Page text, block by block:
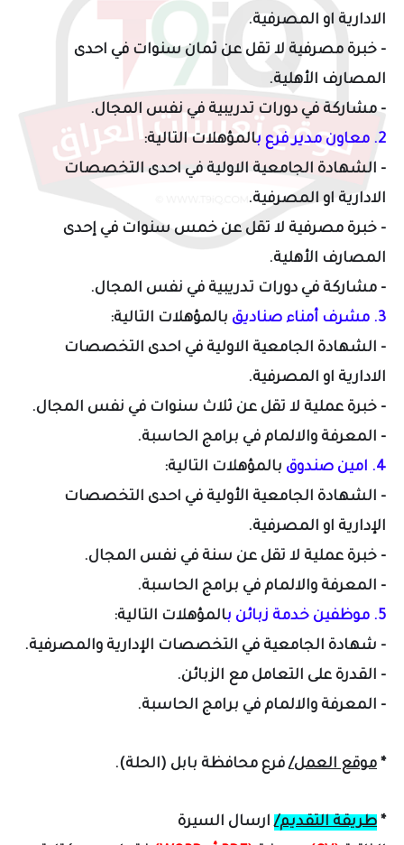
الادارية او المصرفية.
- خبرة مصرفية لا تقل عن ثمان سنوات في احدى
المصارف الأهلية.
- مشاركة في دورات تدريبية في نفس المجال.
2. معاون مدير فرع ب
المؤهلات التالية:
- الشهادة الجامعية الاولية في احدى التخصصات
الادارية او المصرفية.
- خبرة مصرفية لا تقل عن خمس سنوات في إحدى
المصارف الأهلية.
- مشاركة في دورات تدريبية في نفس المجال.
3. مشرف أمناء صناديق
بالمؤهلات التالية:
- الشهادة الجامعية الاولية في احدى التخصصات
الادارية او المصرفية.
- خبرة عملية لا تقل عن ثلاث سنوات في نفس المجال.
- المعرفة والالمام في برامج الحاسبة.
4. امين صندوق
بالمؤهلات التالية:
- الشهادة الجامعية الأولية في احدى التخصصات
الإدارية او المصرفية.
- خبرة عملية لا تقل عن سنة في نفس المجال.
- المعرفة والالمام في برامج الحاسبة.
5. موظفين خدمة زبائن ب
المؤهلات التالية:
- شهادة الجامعية في التخصصات الإدارية والمصرفية.
- القدرة على التعامل مع الزبائن.
- المعرفة والالمام في برامج الحاسبة.
* موقع العمل/فرع محافظة بابل (الحلة).
* طريقة التقديم/ارسال السيرة